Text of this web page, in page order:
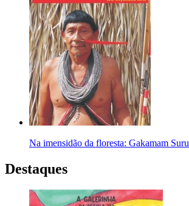
Na imensidão da floresta: Gakamam
Destaques